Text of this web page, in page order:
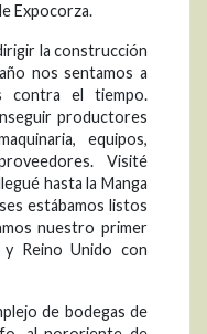
Expocorza.
la construcción
nos sentamos a
contra el tiempo.
productores
equipos,
Visité
hasta la Manga
estábamos listos
nuestro primer
Reino Unido con
de bodegas de